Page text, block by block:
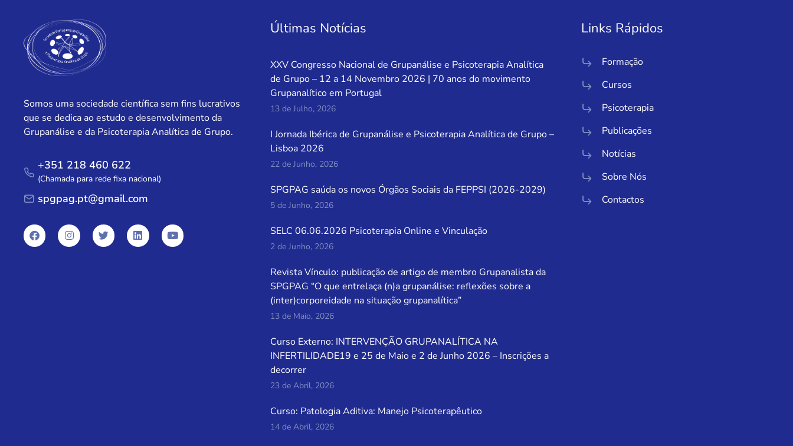
Somos uma sociedade científica sem fins lucrativos
que se dedica ao estudo e desenvolvimento da
Grupanálise e da Psicoterapia Analítica de Grupo.
+351 218 460 622
(Chamada para rede fixa nacional)
spgpag.pt@gmail.com
Últimas Notícias
XXV Congresso Nacional de Grupanálise e Psicoterapia Analítica
de Grupo – 12 a 14 Novembro 2026 | 70 anos do movimento
Grupanalítico em Portugal
13 de Julho, 2026
I Jornada Ibérica de Grupanálise e Psicoterapia Analítica de Grupo –
Lisboa 2026
22 de Junho, 2026
SPGPAG saúda os novos Órgãos Sociais da FEPPSI (2026-2029)
5 de Junho, 2026
SELC 06.06.2026 Psicoterapia Online e Vinculação
2 de Junho, 2026
Revista Vínculo: publicação de artigo de membro Grupanalista da
SPGPAG “O que entrelaça (n)a grupanálise: reflexões sobre a
(inter)corporeidade na situação grupanalítica”
13 de Maio, 2026
Curso Externo: INTERVENÇÃO GRUPANALÍTICA NA
INFERTILIDADE19 e 25 de Maio e 2 de Junho 2026 – Inscrições a
decorrer
23 de Abril, 2026
Curso: Patologia Aditiva: Manejo Psicoterapêutico
14 de Abril, 2026
Links Rápidos
Formação
Cursos
Psicoterapia
Publicações
Notícias
Sobre Nós
Contactos